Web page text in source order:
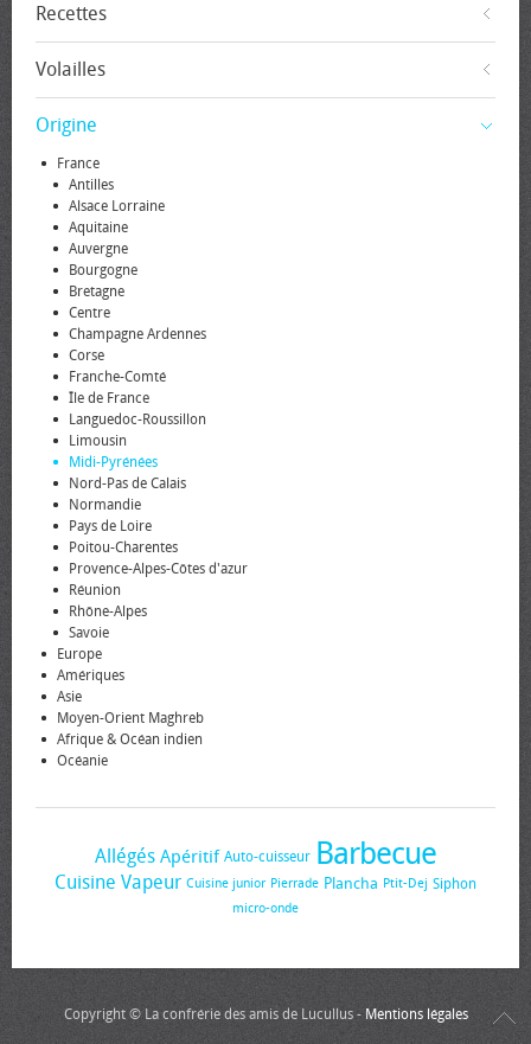
Recettes
Volailles
Origine
France
Antilles
Alsace Lorraine
Aquitaine
Auvergne
Bourgogne
Bretagne
Centre
Champagne Ardennes
Corse
Franche-Comté
Île de France
Languedoc-Roussillon
Limousin
Midi-Pyrénées
Nord-Pas de Calais
Normandie
Pays de Loire
Poitou-Charentes
Provence-Alpes-Côtes d'azur
Réunion
Rhône-Alpes
Savoie
Europe
Amériques
Asie
Moyen-Orient Maghreb
Afrique & Océan indien
Océanie
Allégés Apéritif Auto-cuisseur Barbecue
Cuisine Vapeur Cuisine junior Pierrade Plancha Ptit-Dej Siphon
micro-onde
Copyright © La confrérie des amis de Lucullus - Mentions légales